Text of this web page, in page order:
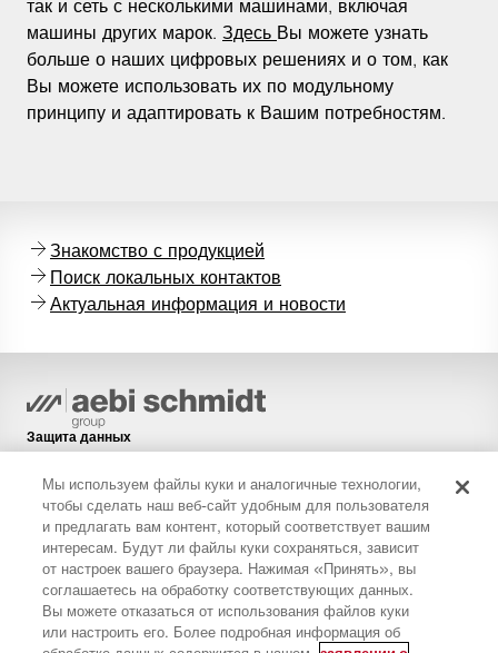
так и сеть с несколькими машинами, включая
машины других марок. Здесь Вы можете узнать
больше о наших цифровых решениях и о том, как
Вы можете использовать их по модульному
принципу и адаптировать к Вашим потребностям.
Знакомство с продукцией
Поиск локальных контактов
Актуальная информация и новости
Защита данных
Правовая информация
Ограничение ответственности
Рассылка новостей
Запасные части
Мы используем файлы куки и аналогичные технологии,
чтобы сделать наш веб-сайт удобным для пользователя
и предлагать вам контент, который соответствует вашим
интересам. Будут ли файлы куки сохраняться, зависит
от настроек вашего браузера. Нажимая «Принять», вы
соглашаетесь на обработку соответствующих данных.
Вы можете отказаться от использования файлов куки
или настроить его. Более подробная информация об